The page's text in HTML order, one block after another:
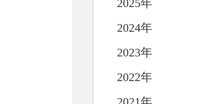
2025年
2024年
2023年
2022年